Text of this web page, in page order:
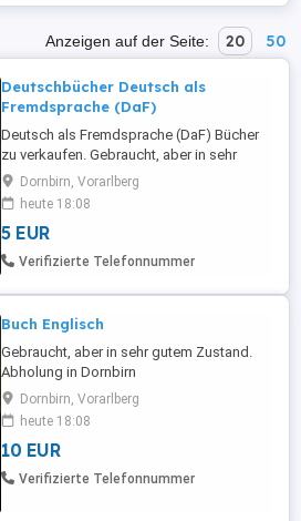
sicheren und motivierten ...
Anzeigen auf der Seite: 20 50
Deutschbücher Deutsch als
Fremdsprache (DaF)
Deutsch als Fremdsprache (DaF) Bücher
zu verkaufen. Gebraucht, aber in sehr
gutem Zustand. Einige Bleistiftnotizen, die
sich leicht ausradieren lassen. Abholung
in Dornbirn. A2 (Kurs- und Arbeitsbuch): 5
B1 ( Kurs- und Arbeitsbuch): 5
Dornbirn, Vorarlberg
heute 18:08
5 EUR
Verifizierte Telefonnummer
Buch Englisch
Gebraucht, aber in sehr gutem Zustand.
Abholung in Dornbirn
Dornbirn, Vorarlberg
heute 18:08
10 EUR
Verifizierte Telefonnummer